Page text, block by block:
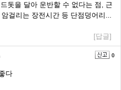
돗을 달아 운반할 수 없다는 점, 근
걸리는 장전시간 등 단점덩어리...
[답글]
0
다